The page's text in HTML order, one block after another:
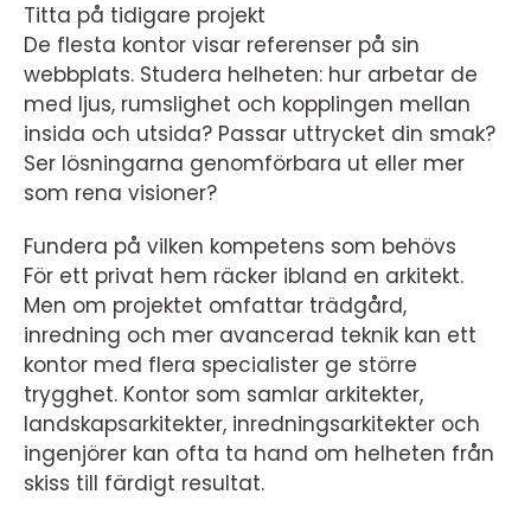
Titta på tidigare projekt
De flesta kontor visar referenser på sin
webbplats. Studera helheten: hur arbetar de
med ljus, rumslighet och kopplingen mellan
insida och utsida? Passar uttrycket din smak?
Ser lösningarna genomförbara ut eller mer
som rena visioner?
Fundera på vilken kompetens som behövs
För ett privat hem räcker ibland en arkitekt.
Men om projektet omfattar trädgård,
inredning och mer avancerad teknik kan ett
kontor med flera specialister ge större
trygghet. Kontor som samlar arkitekter,
landskapsarkitekter, inredningsarkitekter och
ingenjörer kan ofta ta hand om helheten från
skiss till färdigt resultat.